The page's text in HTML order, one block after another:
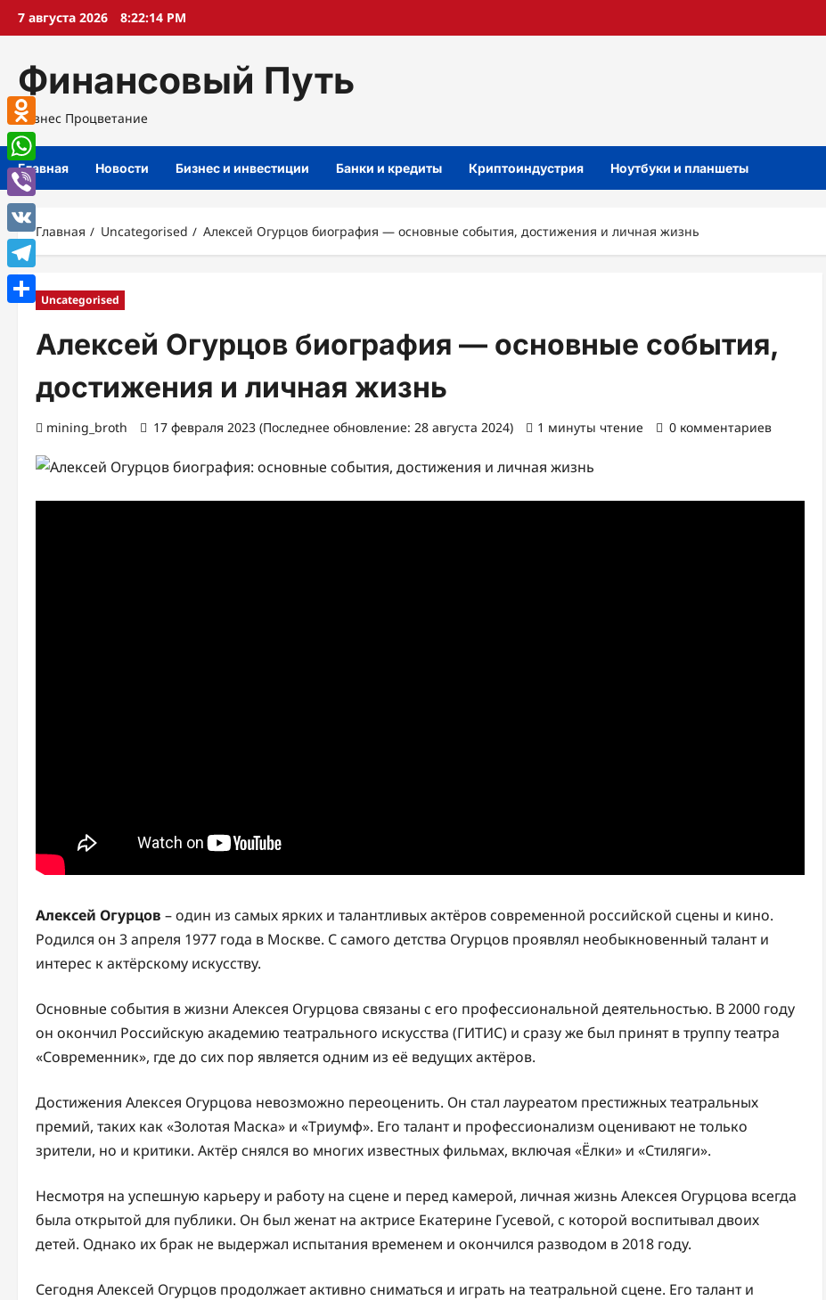
Перейти
7 августа 2026 8:22:15 PM
Финансовый Путь
Бизнес Процветание
Главная Новости Бизнес и инвестиции Банки и кредиты Криптоиндустрия Ноутбуки и планшеты
Главная Uncategorised Алексей Огурцов биография — основные события, достижения и личная жизнь
Uncategorised
Алексей Огурцов биография — основные события,
достижения и личная жизнь
mining_broth 17 февраля 2023 (Последнее обновление: 28 августа 2024) 1 минуты чтение 0 комментариев
Алексей Огурцов – один из самых ярких и талантливых актёров современной российской сцены и кино.
Родился он 3 апреля 1977 года в Москве. С самого детства Огурцов проявлял необыкновенный талант и
интерес к актёрскому искусству.
Основные события в жизни Алексея Огурцова связаны с его профессиональной деятельностью. В 2000 году
он окончил Российскую академию театрального искусства (ГИТИС) и сразу же был принят в труппу театра
«Современник», где до сих пор является одним из её ведущих актёров.
Достижения Алексея Огурцова невозможно переоценить. Он стал лауреатом престижных театральных
премий, таких как «Золотая Маска» и «Триумф». Его талант и профессионализм оценивают не только
зрители, но и критики. Актёр снялся во многих известных фильмах, включая «Ёлки» и «Стиляги».
Несмотря на успешную карьеру и работу на сцене и перед камерой, личная жизнь Алексея Огурцова всегда
была открытой для публики. Он был женат на актрисе Екатерине Гусевой, с которой воспитывал двоих
детей. Однако их брак не выдержал испытания временем и окончился разводом в 2018 году.
Сегодня Алексей Огурцов продолжает активно сниматься и играть на театральной сцене. Его талант и
Odnoklassniki
WhatsApp
Viber
VK
Telegram